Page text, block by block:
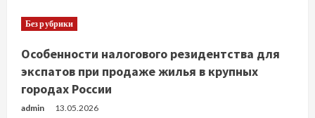
Без рубрики
Особенности налогового резидентства для
экспатов при продаже жилья в крупных
городах России
admin 13.05.2026